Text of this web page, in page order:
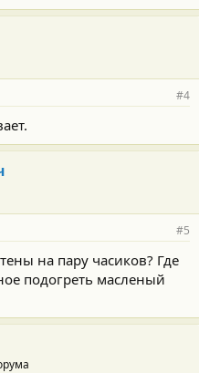
#4
#5
на пару часиков? Где
подогреть масленый